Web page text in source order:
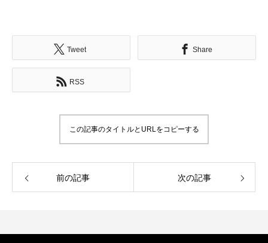
Tweet Share
RSS
この記事のタイトルとURLをコピーする
前の記事 次の記事